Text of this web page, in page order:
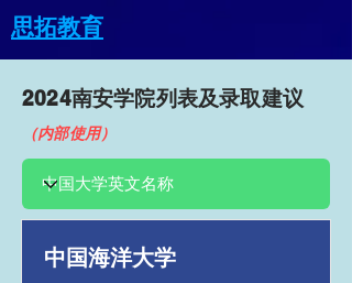
思拓教育
2024南安​学院列表及录取建议
（内部使用）
中国海洋大学